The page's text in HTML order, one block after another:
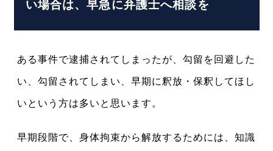
い場合は、早急に弁護士へ相談を
ある事件で逮捕されてしまったが、勾留を回避した
い、勾留されてしまい、早期に釈放・保釈してほし
いという方は多いと思います。
早期段階で、身体拘束から解放するためには、知識